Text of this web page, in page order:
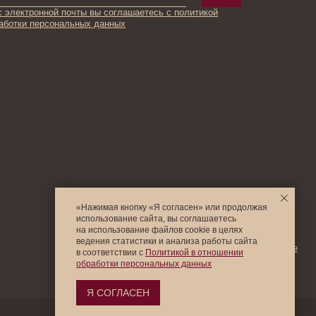
«Нажимая кнопку «Я согласен» или продолжая
использование сайта, вы соглашаетесь
на использование файлов cookie в целях
ведения статистики и анализа работы cайта
в соответствии с Политикой в отношении
обработки персональных данных
Я СОГЛАСЕН